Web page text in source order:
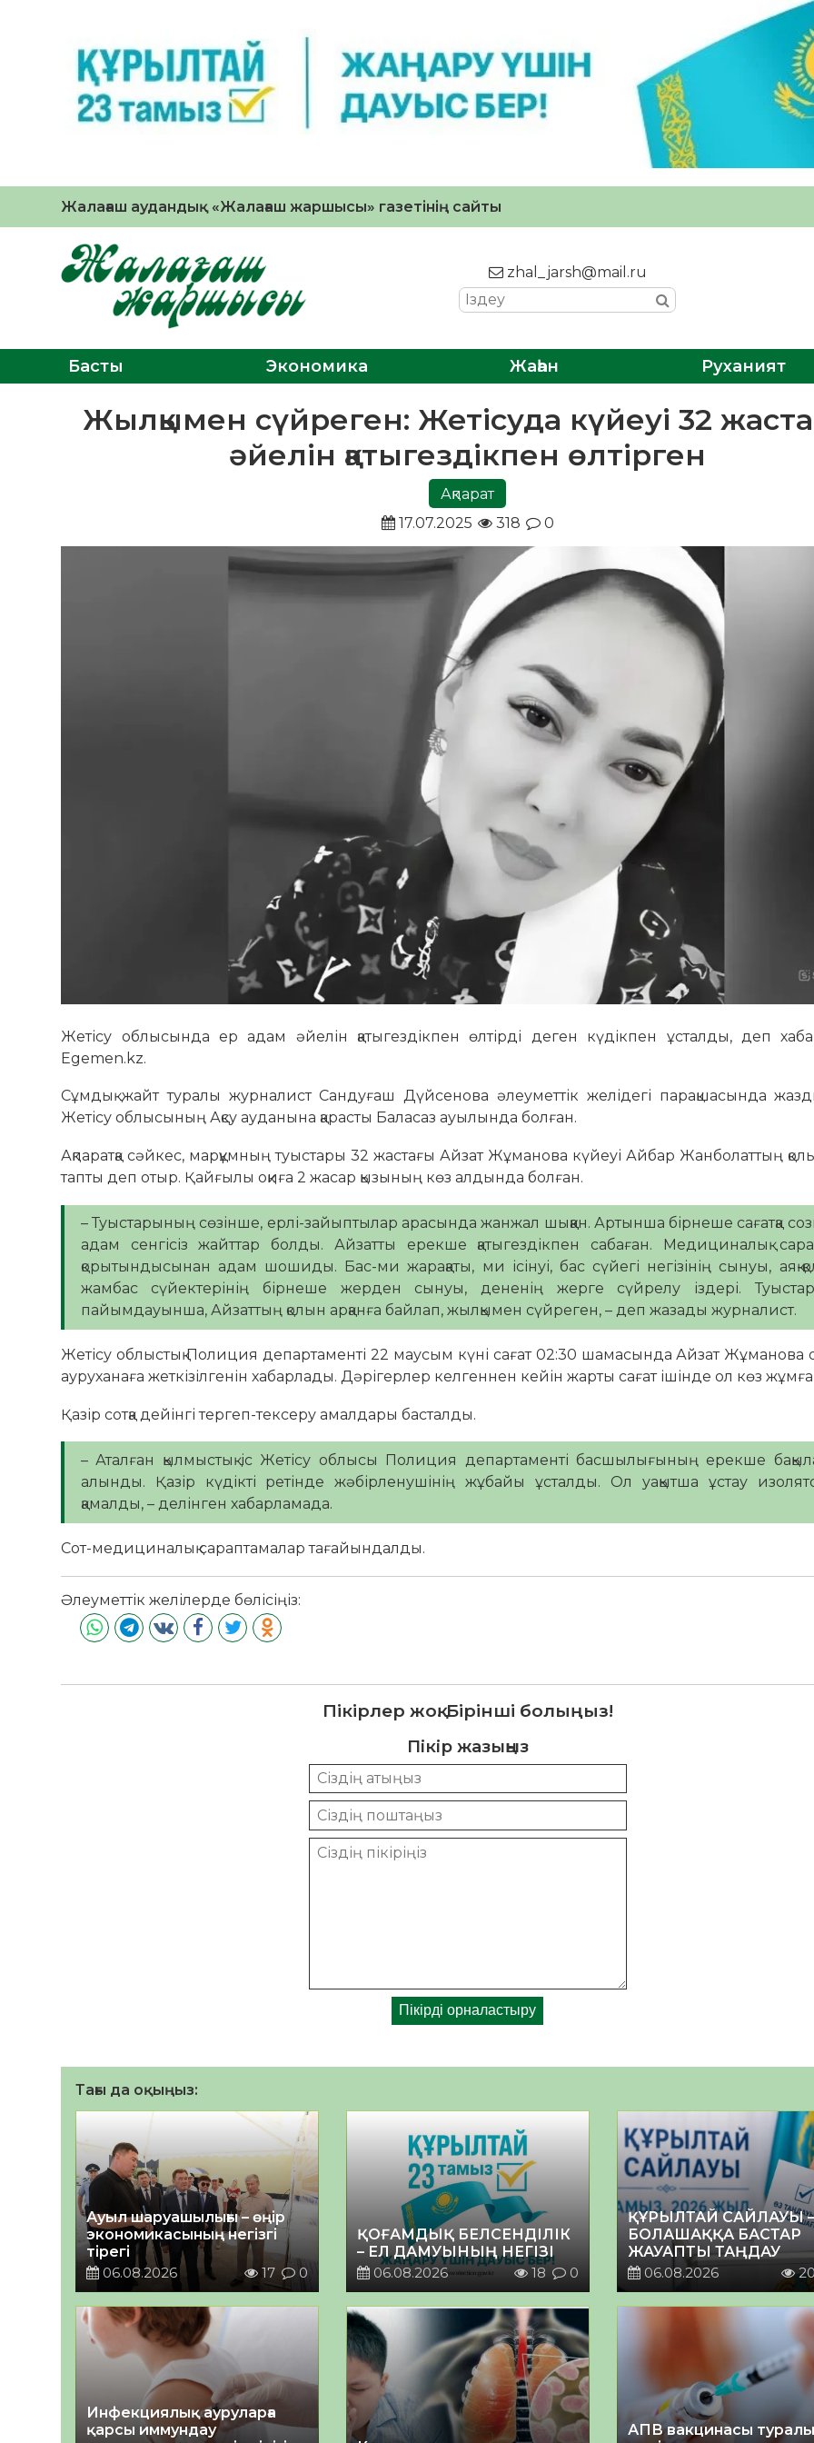
Жалағаш аудандық «Жалағаш жаршысы» газетінің сайты
zhal_jarsh@mail.ru
Басты Экономика Жаһан Руханият
Жылқымен сүйреген: Жетісуда күйеуі 32
әйелін қатыгездікпен өлтірген
Ақпарат
17.07.2025
318 0
Жетісу облысында ер адам әйелін қатыгездікпен өлтірді деген күдікпен ұсталды, деп
Egemen.kz.
Сұмдық жайт туралы журналист Сандуғаш Дүйсенова әлеуметтік желідегі парақшасында
Жетісу облысының Ақсу ауданына қарасты Баласаз ауылында болған.
Ақпаратқа сәйкес, марқұмның туыстары 32 жастағы Айзат Жұманова күйеуі Айбар Жанболаттың
тапты деп отыр. Қайғылы оқиға 2 жасар қызының көз алдында болған.
– Туыстарының сөзінше, ерлі-зайыптылар арасында жанжал шыққан. Артынша бірнеше сағатқа
адам сенгісіз жайттар болды. Айзатты ерекше қатыгездікпен сабаған. Медициналық
қорытындысынан адам шошиды. Бас-ми жарақаты, ми ісінуі, бас сүйегі негізінің сынуы, аяқ-
жамбас сүйектерінің бірнеше жерден сынуы, дененің жерге сүйрелу іздері.
пайымдауынша, Айзаттың қолын арқанға байлап, жылқымен сүйреген, – деп жазады журналист.
Жетісу облыстық Полиция департаменті 22 маусым күні сағат 02:30 шамасында Айзат Жұманова
ауруханаға жеткізілгенін хабарлады. Дәрігерлер келгеннен кейін жарты сағат ішінде ол көз
Қазір сотқа дейінгі тергеп-тексеру амалдары басталды.
– Аталған қылмыстық іс Жетісу облысы Полиция департаменті басшылығының ерекше
алынды. Қазір күдікті ретінде жәбірленушінің жұбайы ұсталды. Ол уақытша ұстау
қамалды, – делінген хабарламада.
Сот-медициналық сараптамалар тағайындалды.
Әлеуметтік желілерде бөлісіңіз:
Пікірлер жоқ. Бірінші болыңыз!
Пікір жазыңыз
Тағы да оқыңыз:
Ауыл шаруашылығы – өңір
экономикасының негізгі
тірегі
06.08.2026
17 0
ҚОҒАМДЫҚ БЕЛСЕНДІЛІК
– ЕЛ ДАМУЫНЫҢ НЕГІЗІ
06.08.2026
18 0
ҚҰРЫЛТАЙ САЙЛАУЫ –
БОЛАШАҚҚА БАСТАР
ЖАУАПТЫ ТАҢДАУ
06.08.2026
20
Инфекциялық ауруларға
қарсы иммундау
АПВ вакцинасы туралы